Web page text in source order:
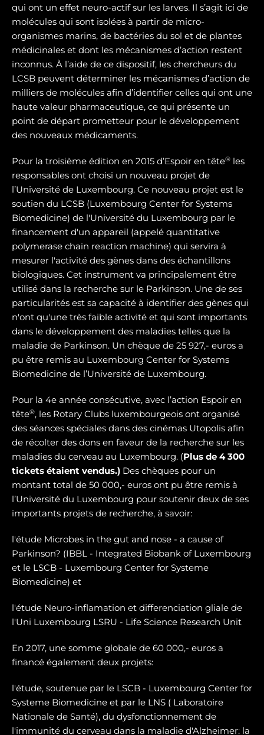
qui ont un effet neuro-actif sur les larves. Il s’agit ici de
molécules qui sont isolées à partir de micro-
organismes marins, de bactéries du sol et de plantes
médicinales et dont les mécanismes d’action restent
inconnus. À l’aide de ce dispositif, les chercheurs du
LCSB peuvent déterminer les mécanismes d’action de
milliers de molécules afin d’identifier celles qui ont une
haute valeur pharmaceutique, ce qui présente un
point de départ prometteur pour le développement
des nouveaux médicaments.
Pour la troisième édition en 2015 d’Espoir en tête® les
responsables ont choisi un nouveau projet de
l’Université de Luxembourg. Ce nouveau projet est le
soutien du LCSB (Luxembourg Center for Systems
Biomedicine) de l'Université du Luxembourg par le
financement d'un appareil (appelé quantitative
polymerase chain reaction machine) qui servira à
mesurer l'activité des gènes dans des échantillons
biologiques. Cet instrument va principalement être
utilisé dans la recherche sur le Parkinson. Une de ses
particularités est sa capacité à identifier des gènes qui
n'ont qu'une très faible activité et qui sont importants
dans le développement des maladies telles que la
maladie de Parkinson. Un chèque de 25 927,- euros a
pu être remis au Luxembourg Center for Systems
Biomedicine de l’Université de Luxembourg.
Pour la 4e année consécutive, avec l’action Espoir en
tête®, les Rotary Clubs luxembourgeois ont organisé
des séances spéciales dans des cinémas Utopolis afin
de récolter des dons en faveur de la recherche sur les
maladies du cerveau au Luxembourg. (Plus de 4 300
tickets étaient vendus.) Des chèques pour un
montant total de 50 000,- euros ont pu être remis à
l’Université du Luxembourg pour soutenir deux de ses
importants projets de recherche, à savoir:
l'étude Microbes in the gut and nose - a cause of
Parkinson? (IBBL - Integrated Biobank of Luxembourg
et le LSCB - Luxembourg Center for Systeme
Biomedicine) et
l'étude Neuro-inflamation et differenciation gliale de
l'Uni Luxembourg LSRU - Life Science Research Unit
En 2017, une somme globale de 60 000,- euros a
financé également deux projets:
l'étude, soutenue par le LSCB - Luxembourg Center for
Systeme Biomedicine et par le LNS ( Laboratoire
Nationale de Santé), du dysfonctionnement de
l'immunité du cerveau dans la maladie d'Alzheimer: la